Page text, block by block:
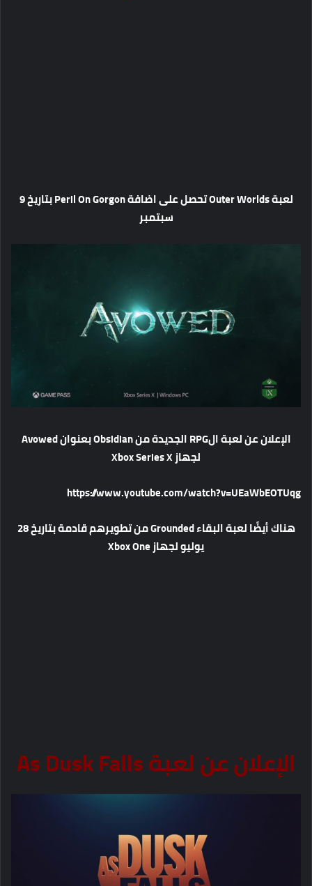
لعبة Outer Worlds تحصل على اضافة Peril On Gorgon بتاريخ 9
سبتمبر
الإعلان عن لعبة الRPG الجديدة من Obsidian بعنوان Avowed
لجهاز Xbox Series X
https://www.youtube.com/watch?v=UEaWbEOTUqg
هناك أيضًا لعبة البقاء Grounded من تطويرهم قادمة بتاريخ 28
يوليو لجهاز Xbox One
الإعلان عن لعبة As Dusk Falls